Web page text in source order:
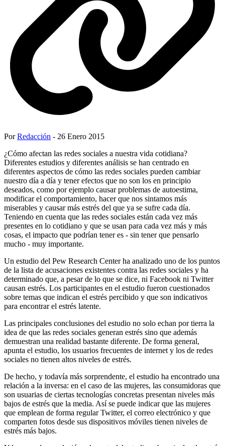
PorRedacción - 26 Enero 2015
¿Cómo afectan las redes sociales a nuestra vida cotidiana?
Diferentes estudios y diferentes análisis se han centrado en
diferentes aspectos de cómo las redes sociales pueden cambiar
nuestro día a día y tener efectos que no son los en principio
deseados, como por ejemplo causar problemas de autoestima,
modificar el comportamiento, hacer que nos sintamos más
miserables y causar más estrés del que ya se sufre cada día.
Teniendo en cuenta que las redes sociales están cada vez más
presentes en lo cotidiano y que se usan para cada vez más y más
cosas, el impacto que podrían tener es - sin tener que pensarlo
mucho - muy importante.
Un estudio del Pew Research Center ha analizado uno de los puntos
de la lista de acusaciones existentes contra las redes sociales y ha
determinado que, a pesar de lo que se dice, ni Facebook ni Twitter
causan estrés. Los participantes en el estudio fueron cuestionados
sobre temas que indican el estrés percibido y que son indicativos
para encontrar el estrés latente.
Las principales conclusiones del estudio no solo echan por tierra la
idea de que las redes sociales generan estrés sino que además
demuestran una realidad bastante diferente. De forma general,
apunta el estudio, los usuarios frecuentes de internet y los de redes
sociales no tienen altos niveles de estrés.
De hecho, y todavía más sorprendente, el estudio ha encontrado una
relación a la inversa: en el caso de las mujeres, las consumidoras que
son usuarias de ciertas tecnologías concretas presentan niveles más
bajos de estrés que la media. Así se puede indicar que las mujeres
que emplean de forma regular Twitter, el correo electrónico y que
comparten fotos desde sus dispositivos móviles tienen niveles de
estrés más bajos.